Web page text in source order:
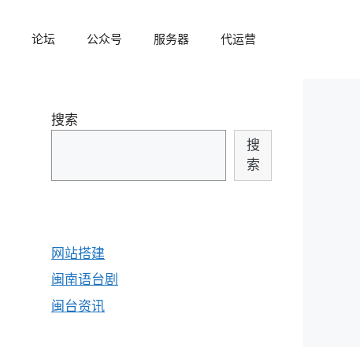
论坛 公众号 服务器 代运营
搜索
搜
索
网站搭建
闽南语台剧
闽台资讯